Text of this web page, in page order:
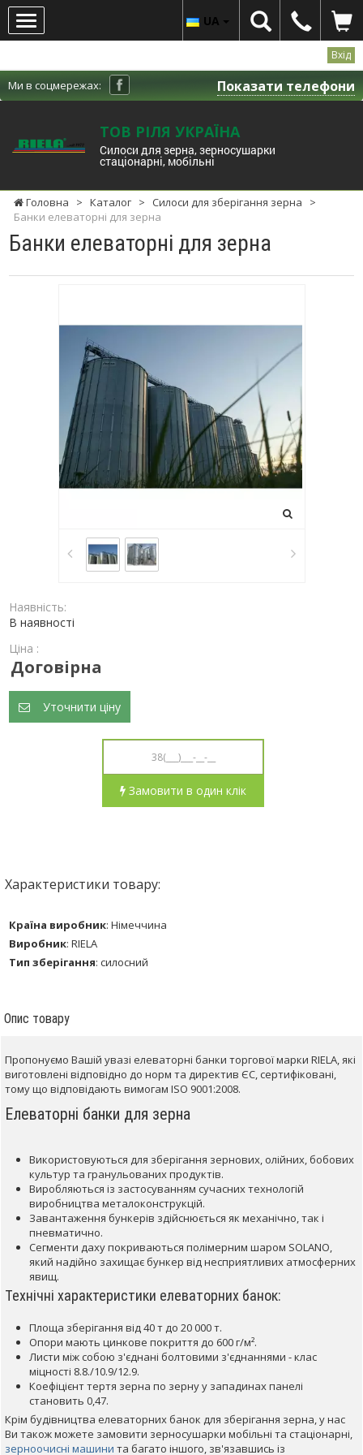
Вхід
Ми в соцмережах: Показати телефони
ТОВ РІЛЯ УКРАЇНА
Cилоси для зерна, зерносушарки
стаціонарні, мобільні
UA
Головна > Каталог > Силоси для зберігання зерна
>
Банки елеваторні для зерна
Банки елеваторні для зерна
Наявність:
В наявності
Ціна :
Договірна
Уточнити ціну
Замовити в один клік
Характеристики товару:
Країна виробник: Німеччина
Виробник: RIELA
Тип зберігання: силосний
Опис товару
Пропонуємо Вашій увазі елеваторні банки торгової марки RIELA, які
виготовлені відповідно до норм та директив ЄС, сертифіковані,
тому що відповідають вимогам ISO 9001:2008.
Елеваторні банки для зерна
Використовуються для зберігання зернових, олійних, бобових
культур та гранульованих продуктів.
Виробляються із застосуванням сучасних технологій
виробництва металоконструкцій.
Завантаження бункерів здійснюється як механічно, так і
пневматично.
Сегменти даху покриваються полімерним шаром SOLANO,
який надійно захищає бункер від несприятливих атмосферних
явищ.
Технічні характеристики елеваторних банок:
Площа зберігання від 40 т до 20 000 т.
Опори мають цинкове покриття до 600 г/м².
Листи між собою з'єднані болтовими з'єднаннями - клас
міцності 8.8./10.9/12.9.
Коефіцієнт тертя зерна по зерну у западинах панелі
становить 0,47.
Крім будівництва елеваторних банок для зберігання зерна, у нас
Ви також можете замовити зерносушарки мобільні та стаціонарні,
зерноочисні машини та багато іншого, зв'язавшись із